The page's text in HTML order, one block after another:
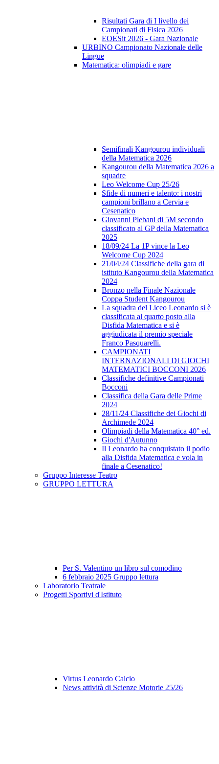
Risultati Gara di I livello dei
Campionati di Fisica 2026
EOESit 2026 - Gara Nazionale
URBINO Campionato Nazionale delle
Lingue
Matematica: olimpiadi e gare
Semifinali Kangourou individuali
della Matematica 2026
Kangourou della Matematica 2026 a
squadre
Leo Welcome Cup 25/26
Sfide di numeri e talento: i nostri
campioni brillano a Cervia e
Cesenatico
Giovanni Plebani di 5M secondo
classificato al GP della Matematica
2025
18/09/24 La 1P vince la Leo
Welcome Cup 2024
21/04/24 Classifiche della gara di
istituto Kangourou della Matematica
2024
Bronzo nella Finale Nazionale
Coppa Student Kangourou
La squadra del Liceo Leonardo si è
classificata al quarto posto alla
Disfida Matematica e si è
aggiudicata il premio speciale
Franco Pasquarelli.
CAMPIONATI
INTERNAZIONALI DI GIOCHI
MATEMATICI BOCCONI 2026
Classifiche definitive Campionati
Bocconi
Classifica della Gara delle Prime
2024
28/11/24 Classifiche dei Giochi di
Archimede 2024
Olimpiadi della Matematica 40° ed.
Giochi d'Autunno
Il Leonardo ha conquistato il podio
alla Disfida Matematica e vola in
finale a Cesenatico!
Gruppo Interesse Teatro
GRUPPO LETTURA
Per S. Valentino un libro sul comodino
6 febbraio 2025 Gruppo lettura
Laboratorio Teatrale
Progetti Sportivi d'Istituto
Virtus Leonardo Calcio
News attività di Scienze Motorie 25/26